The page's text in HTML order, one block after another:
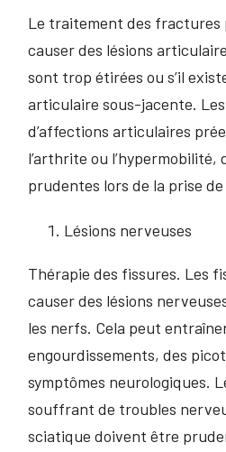
Le traitement des fractures
causer des lésions
sont trop étirées ou s’il
articulaire sous-jacente.
d’affections articulaires
l’arthrite ou l’hypermobilité,
prudentes lors de la prise
Lésions nerveuses
Thérapie des fissures. Les
causer des lésions
les nerfs. Cela peut
engourdissements, des
symptômes neurologiques.
souffrant de troubles
sciatique doivent être